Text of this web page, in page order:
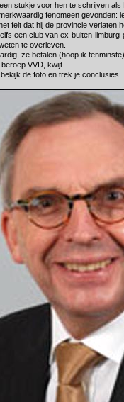
stukje voor hen te schrijven als
fenomeen gevonden:
feit dat hij de provincie verlaten
een club van ex-buiten-
te overleven.
ze betalen (hoop ik
VVD, kwijt.
de foto en trek je conclusies.